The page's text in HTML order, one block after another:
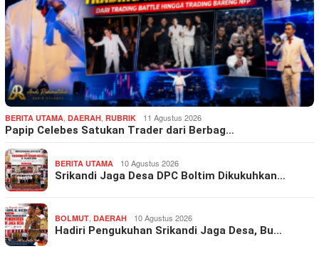
BERITA UTAMA DAERAH RUBRIK 11 Agustus 2026
Papip Celebes Satukan Trader dari Berbag…
BERITA UTAMA 10 Agustus 2026
Srikandi Jaga Desa DPC Boltim Dikukuhkan…
BOLMUT DAERAH 10 Agustus 2026
Hadiri Pengukuhan Srikandi Jaga Desa, Bu…